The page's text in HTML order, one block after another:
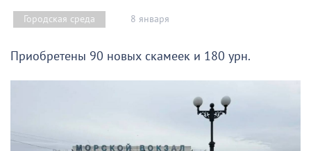
Городская среда 8 января
Приобретены 90 новых скамеек и 180 урн.